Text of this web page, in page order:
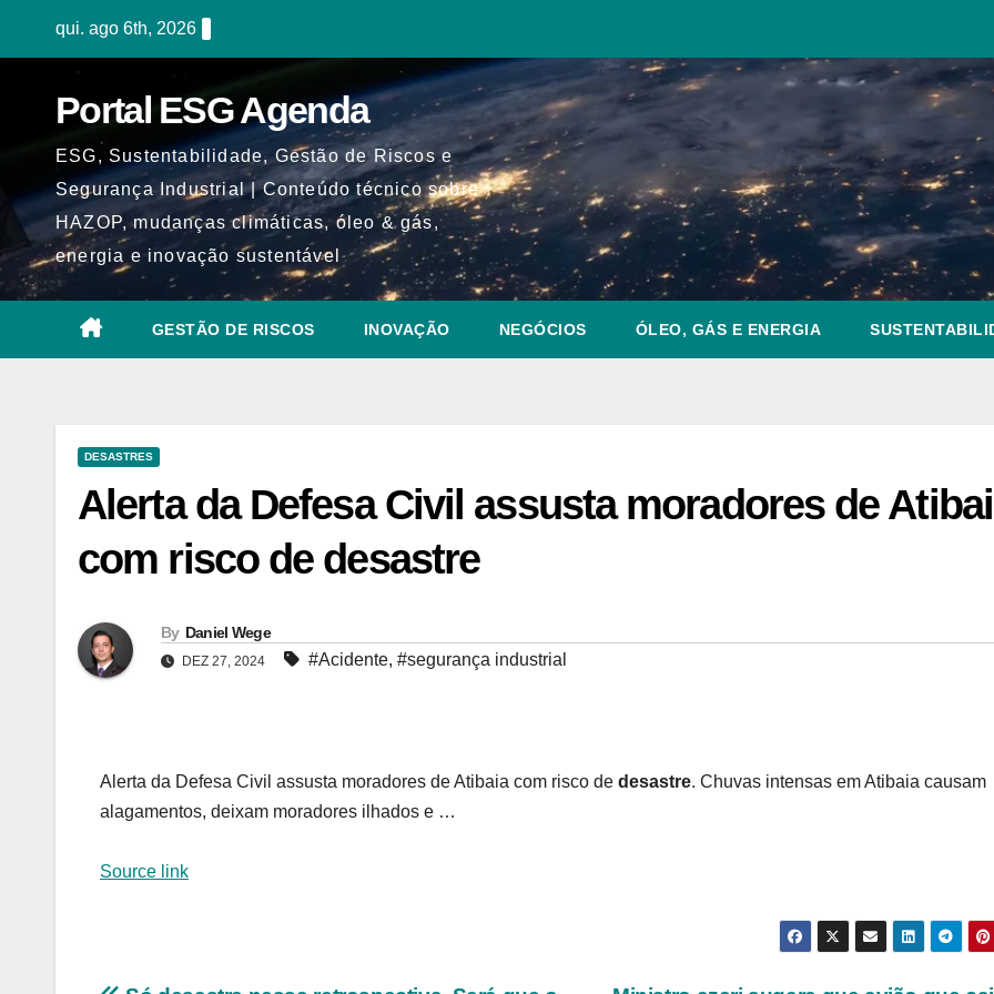
qui. ago 6th, 2026
Portal ESG Agenda
ESG, Sustentabilidade, Gestão de Riscos e
Segurança Industrial | Conteúdo técnico sobre
HAZOP, mudanças climáticas, óleo & gás,
energia e inovação sustentável
GESTÃO DE RISCOS INOVAÇÃO NEGÓCIOS ÓLEO, GÁS E ENERGIA
DESASTRES
Alerta da Defesa Civil assusta moradores de
com risco de desastre
By Daniel Wege
DEZ 27, 2024 #Acidente, #segurança industrial
Alerta da Defesa Civil assusta moradores de Atibaia com risco de desastre. Chuvas intensas em Atibaia causam
alagamentos, deixam moradores ilhados e …
Source link